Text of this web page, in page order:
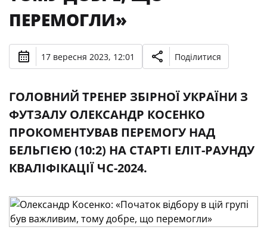
ПЕРЕМОГЛИ»
17 вересня 2023, 12:01 Поділитися
ГОЛОВНИЙ ТРЕНЕР ЗБІРНОЇ УКРАЇНИ З
ФУТЗАЛУ ОЛЕКСАНДР КОСЕНКО
ПРОКОМЕНТУВАВ ПЕРЕМОГУ НАД
БЕЛЬГІЄЮ (10:2) НА СТАРТІ ЕЛІТ-РАУНДУ
КВАЛІФІКАЦІЇ ЧС-2024.